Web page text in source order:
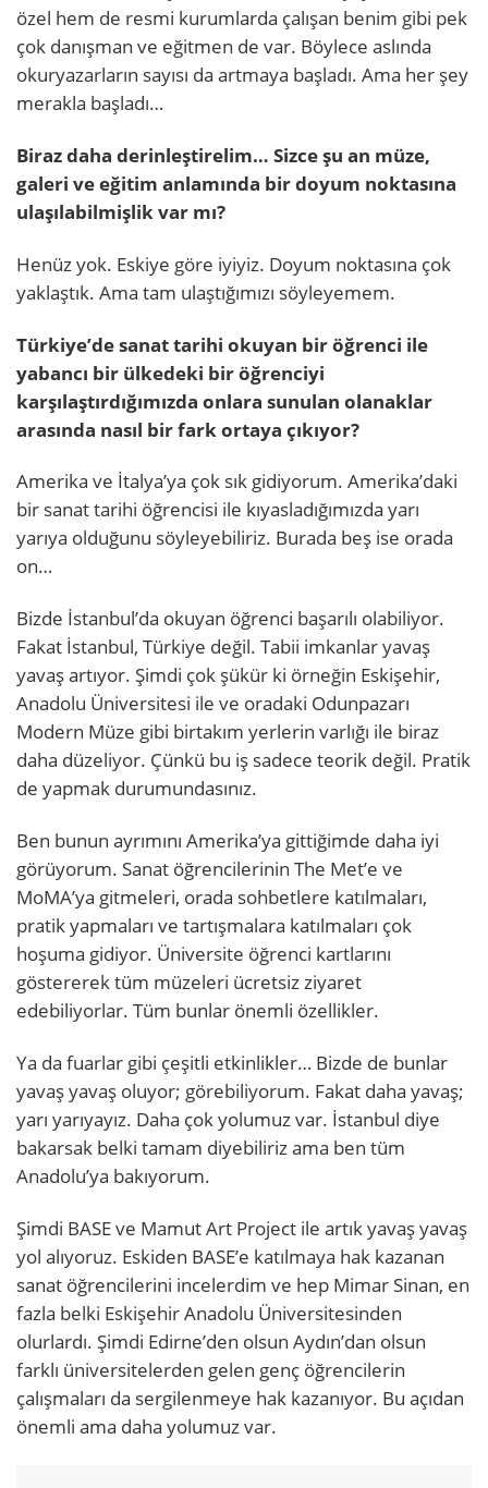
özel hem de resmi kurumlarda çalışan benim gibi pek
çok danışman ve eğitmen de var. Böylece aslında
okuryazarların sayısı da artmaya başladı. Ama her şey
merakla başladı…
Biraz daha derinleştirelim… Sizce şu an müze,
galeri ve eğitim anlamında bir doyum noktasına
ulaşılabilmişlik var mı?
Henüz yok. Eskiye göre iyiyiz. Doyum noktasına çok
yaklaştık. Ama tam ulaştığımızı söyleyemem.
Türkiye’de sanat tarihi okuyan bir öğrenci ile
yabancı bir ülkedeki bir öğrenciyi
karşılaştırdığımızda onlara sunulan olanaklar
arasında nasıl bir fark ortaya çıkıyor?
Amerika ve İtalya’ya çok sık gidiyorum. Amerika’daki
bir sanat tarihi öğrencisi ile kıyasladığımızda yarı
yarıya olduğunu söyleyebiliriz. Burada beş ise orada
on…
Bizde İstanbul’da okuyan öğrenci başarılı olabiliyor.
Fakat İstanbul, Türkiye değil. Tabii imkanlar yavaş
yavaş artıyor. Şimdi çok şükür ki örneğin Eskişehir,
Anadolu Üniversitesi ile ve oradaki Odunpazarı
Modern Müze gibi birtakım yerlerin varlığı ile biraz
daha düzeliyor. Çünkü bu iş sadece teorik değil. Pratik
de yapmak durumundasınız.
Ben bunun ayrımını Amerika’ya gittiğimde daha iyi
görüyorum. Sanat öğrencilerinin The Met’e ve
MoMA’ya gitmeleri, orada sohbetlere katılmaları,
pratik yapmaları ve tartışmalara katılmaları çok
hoşuma gidiyor. Üniversite öğrenci kartlarını
göstererek tüm müzeleri ücretsiz ziyaret
edebiliyorlar. Tüm bunlar önemli özellikler.
Ya da fuarlar gibi çeşitli etkinlikler… Bizde de bunlar
yavaş yavaş oluyor; görebiliyorum. Fakat daha yavaş;
yarı yarıyayız. Daha çok yolumuz var. İstanbul diye
bakarsak belki tamam diyebiliriz ama ben tüm
Anadolu’ya bakıyorum.
Şimdi BASE ve Mamut Art Project ile artık yavaş yavaş
yol alıyoruz. Eskiden BASE’e katılmaya hak kazanan
sanat öğrencilerini incelerdim ve hep Mimar Sinan, en
fazla belki Eskişehir Anadolu Üniversitesinden
olurlardı. Şimdi Edirne’den olsun Aydın’dan olsun
farklı üniversitelerden gelen genç öğrencilerin
çalışmaları da sergilenmeye hak kazanıyor. Bu açıdan
önemli ama daha yolumuz var.